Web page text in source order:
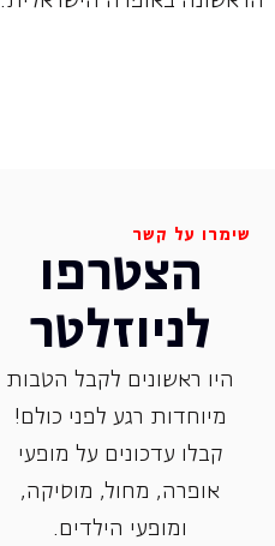
שימרו על קשר
הצטרפו
לניוזלטר
היו ראשונים לקבל הטבות
מיוחדות רגע לפני כולם!
קבלו עדכונים על מופעי
אופרה, ‏מחול, ‏מוסיקה,
ומופעי הילדים.